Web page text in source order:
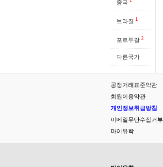
중국
브라질 1
포르투갈 2
다른국가
공정거래표준약관
회원이용약관
개인정보취급방침
이메일무단수집거부
마이유학